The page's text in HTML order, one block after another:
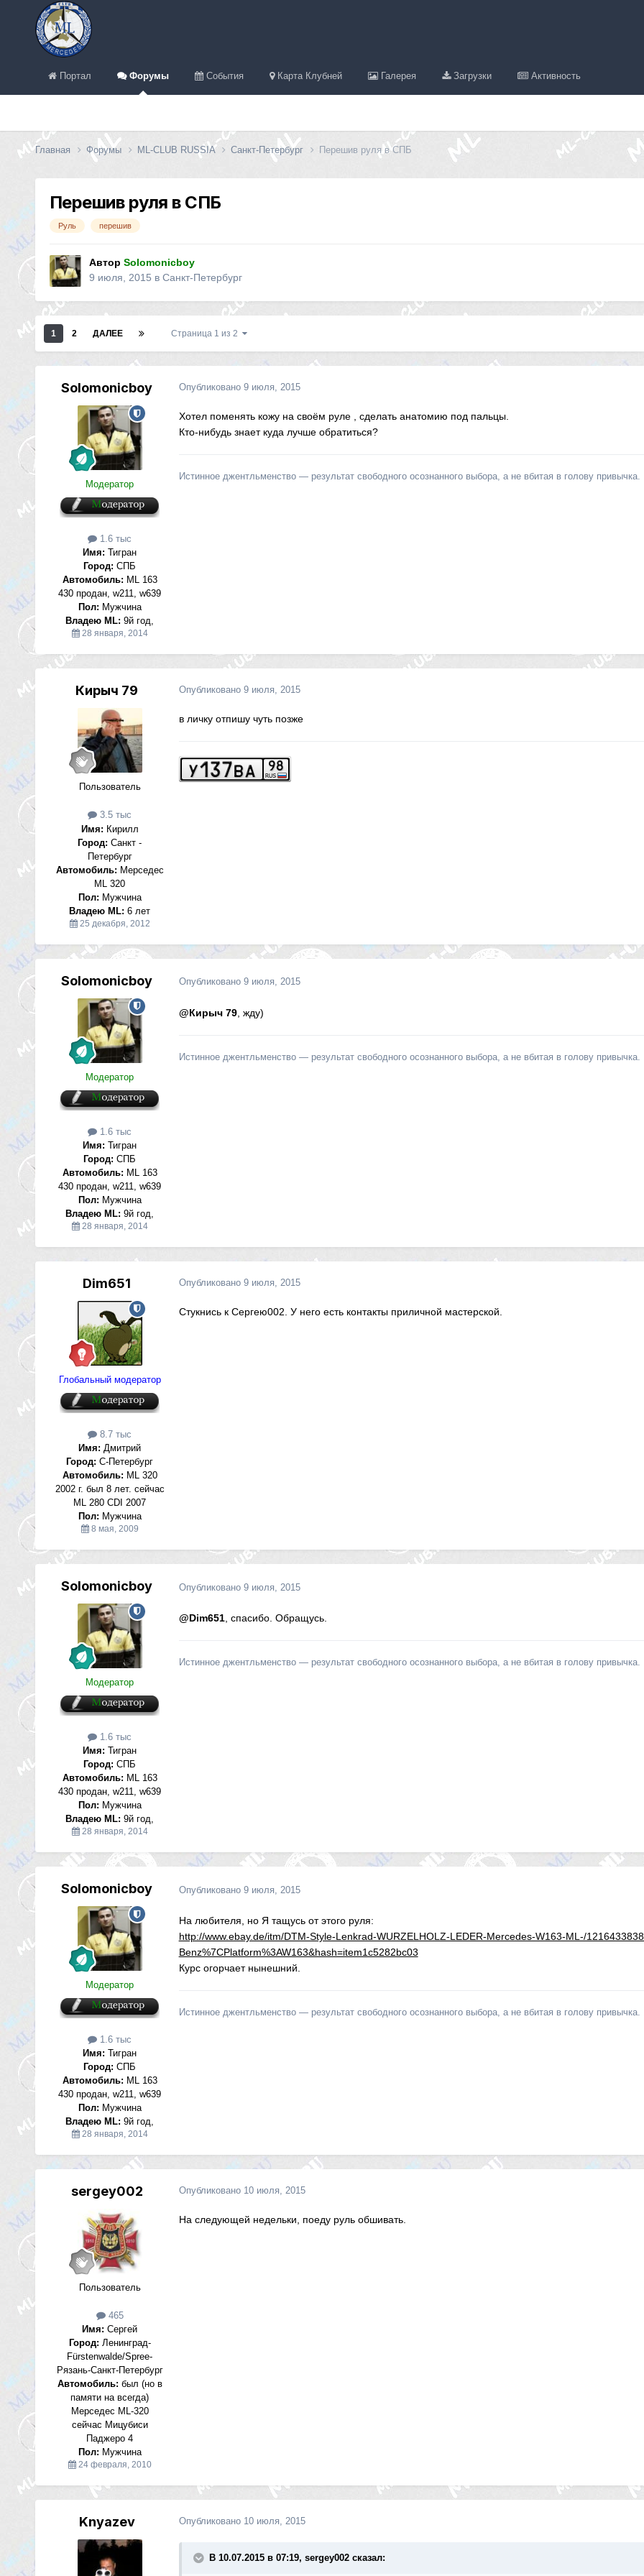
Портал Форумы События Карта Клубней Галерея Загрузки Активность
Главная Форумы ML-CLUB RUSSIA Санкт-Петербург Перешив руля в СПБ
Перешив руля в СПБ
Руль перешив
Автор Solomonicboy
9 июля, 2015 в Санкт-Петербург
1 2 ДАЛЕЕ Страница 1 из 2
Solomonicboy
Модератор
1.6 тыс
Имя: Тигран
Город: СПБ
Автомобиль: ML 163
430 продан, w211, w639
Пол: Мужчина
Владею ML: 9й год,
28 января, 2014
Опубликовано 9 июля, 2015
Хотел поменять кожу на своём руле , сделать анатомию под пальцы.
Кто-нибудь знает куда лучше обратиться?
Истинное джентльменство — результат свободного осознанного выбора, а не вбитая в голову привычка.
Кирыч 79
Пользователь
3.5 тыс
Имя: Кирилл
Город: Санкт -
Петербург
Автомобиль: Мерседес
ML 320
Пол: Мужчина
Владею ML: 6 лет
25 декабря, 2012
Опубликовано 9 июля, 2015
в личку отпишу чуть позже
Solomonicboy
Модератор
1.6 тыс
Имя: Тигран
Город: СПБ
Автомобиль: ML 163
430 продан, w211, w639
Пол: Мужчина
Владею ML: 9й год,
28 января, 2014
Опубликовано 9 июля, 2015
@Кирыч 79, жду)
Истинное джентльменство — результат свободного осознанного выбора, а не вбитая в голову привычка.
Dim651
Глобальный модератор
8.7 тыс
Имя: Дмитрий
Город: С-Петербург
Автомобиль: ML 320
2002 г. был 8 лет. сейчас
ML 280 CDI 2007
Пол: Мужчина
8 мая, 2009
Опубликовано 9 июля, 2015
Стукнись к Сергею002. У него есть контакты приличной мастерской.
Solomonicboy
Модератор
1.6 тыс
Имя: Тигран
Город: СПБ
Автомобиль: ML 163
430 продан, w211, w639
Пол: Мужчина
Владею ML: 9й год,
28 января, 2014
Опубликовано 9 июля, 2015
@Dim651, спасибо. Обращусь.
Истинное джентльменство — результат свободного осознанного выбора, а не вбитая в голову привычка.
Solomonicboy
Модератор
1.6 тыс
Имя: Тигран
Город: СПБ
Автомобиль: ML 163
430 продан, w211, w639
Пол: Мужчина
Владею ML: 9й год,
28 января, 2014
Опубликовано 9 июля, 2015
На любителя, но Я тащусь от этого руля:
http://www.ebay.de/itm/DTM-Style-Lenkrad-WURZELHOLZ-LEDER-Mercedes-W163-ML-/
Benz%7CPlatform%3AW163&hash=item1c5282bc03
Курс огорчает нынешний.
Истинное джентльменство — результат свободного осознанного выбора, а не вбитая в голову привычка.
sergey002
Пользователь
465
Имя: Сергей
Город: Ленинград-
Fürstenwalde/Spree-
Рязань-Санкт-Петербург
Автомобиль: был (но в
памяти на всегда)
Мерседес ML-320
сейчас Мицубиси
Паджеро 4
Пол: Мужчина
24 февраля, 2010
Опубликовано 10 июля, 2015
На следующей недельки, поеду руль обшивать.
Knyazev Опубликовано 10 июля, 2015
В 10.07.2015 в 07:19, sergey002 сказал: